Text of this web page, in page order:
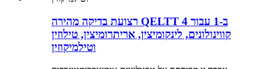
רצועת בדיקה מהירה QELTT 4 ב-1 עבור
קווינולונים, לינקומיצין, אריתרומיצין, טילוזין
וטילמיקוזין